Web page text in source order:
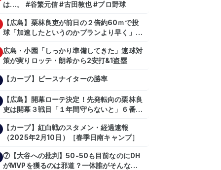
は…。 #谷繁元信 #古田敦也 #プロ野球
【広島】栗林良吏が前日の２倍約60ｍで投
球「加速したというのかプランより早く」自
広島・小園「しっかり準備してきた」速球対
策が実りロッテ・朗希から2安打&1盗塁
【カープ】ピースナイターの勝率
【広島】開幕ローテ決定！先発転向の栗林良
吏は開幕３戦目「１年間守らないと」６番手
【カープ】紅白戦のスタメン・経過速報
（2025年2月10日）［春季日南キャンプ］
⑦【大谷への批判】50-50も目前なのにDH
がMVPを獲るのは邪道？一体誰がそんな事